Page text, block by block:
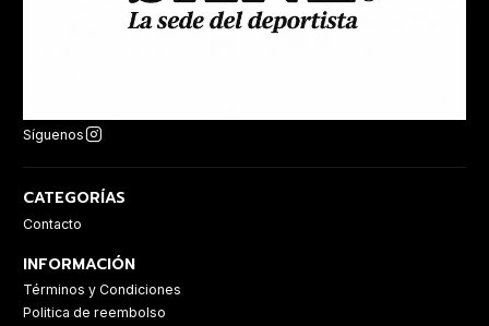
Síguenos
CATEGORÍAS
Contacto
INFORMACIÓN
Términos y Condiciones
Politica de reembolso